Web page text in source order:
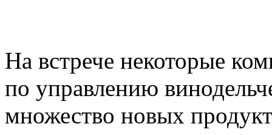
На встрече некоторые
по управлению
множество новых